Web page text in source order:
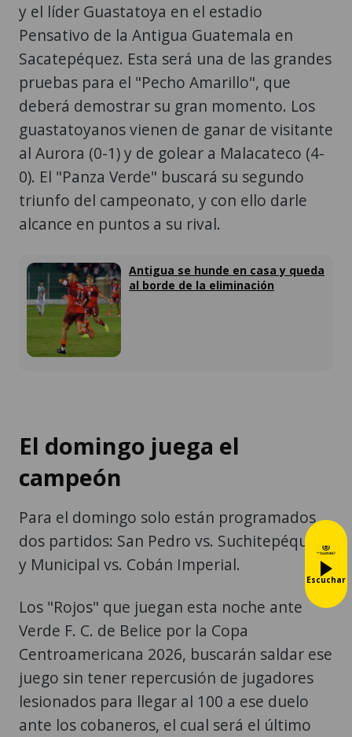
y el líder Guastatoya en el estadio
Pensativo de la Antigua Guatemala en
Sacatepéquez. Esta será una de las grandes
pruebas para el "Pecho Amarillo", que
deberá demostrar su gran momento. Los
guastatoyanos vienen de ganar de visitante
al Aurora (0-1) y de golear a Malacateco (4-
0). El "Panza Verde" buscará su segundo
triunfo del campeonato, y con ello darle
alcance en puntos a su rival.
Antigua se hunde en casa y queda
al borde de la eliminación
El domingo juega el
campeón
Para el domingo solo están programados
dos partidos: San Pedro vs. Suchitepéquez
y Municipal vs. Cobán Imperial.
Los "Rojos" que juegan esta noche ante
Verde F. C. de Belice por la Copa
Centroamericana 2026, buscarán saldar ese
juego sin tener repercusión de jugadores
lesionados para llegar al 100 a ese duelo
ante los cobaneros, el cual será el último
Escuchar